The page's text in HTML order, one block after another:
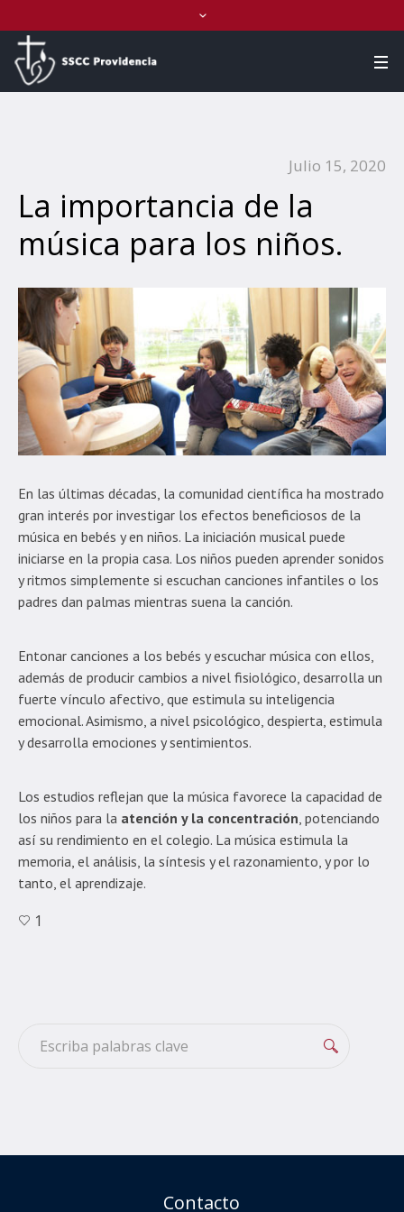
Julio 15, 2020
La importancia de la
música para los niños.
En las últimas décadas, la comunidad científica ha mostrado
gran interés por investigar los efectos beneficiosos de la
música en bebés y en niños. La iniciación musical puede
iniciarse en la propia casa. Los niños pueden aprender sonidos
y ritmos simplemente si escuchan canciones infantiles o los
padres dan palmas mientras suena la canción.
Entonar canciones a los bebés y escuchar música con ellos,
además de producir cambios a nivel fisiológico, desarrolla un
fuerte vínculo afectivo, que estimula su inteligencia
emocional. Asimismo, a nivel psicológico, despierta, estimula
y desarrolla emociones y sentimientos.
Los estudios reflejan que la música favorece la capacidad de
los niños para la atención y la concentración, potenciando
así su rendimiento en el colegio. La música estimula la
memoria, el análisis, la síntesis y el razonamiento, y por lo
tanto, el aprendizaje.
1
Contacto